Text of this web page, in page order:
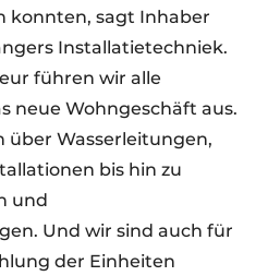
konnten, sagt Inhaber
Installatietechniek.
führen wir alle
neue Wohngeschäft aus.
über Wasserleitungen,
bis hin zu
und
Und wir sind auch für
der Einheiten